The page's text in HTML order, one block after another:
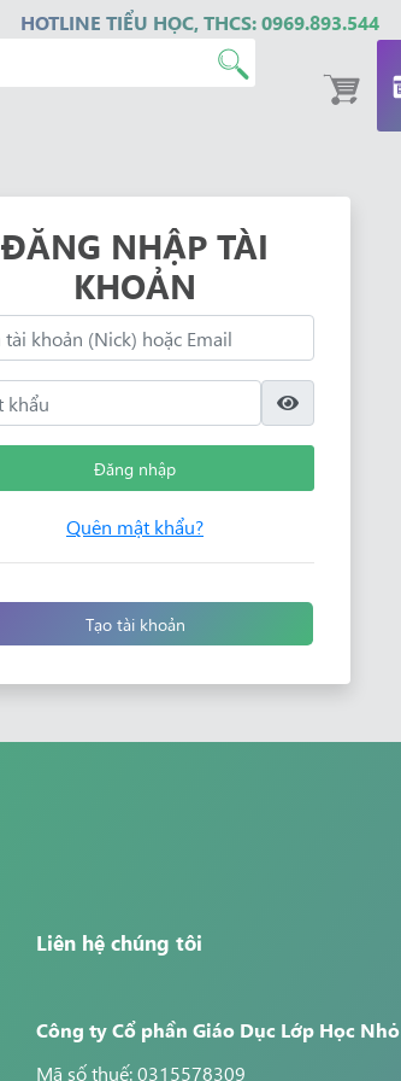
HOTLINE TIỂU HỌC, THCS: 0969.893.544
ĐĂNG NHẬP TÀI
KHOẢN
Đăng nhập
Quên mật khẩu?
Tạo tài khoản
Liên hệ chúng tôi
Công ty Cổ phần Giáo Dục Lớp Học Nhỏ
Mã số thuế: 0315578309